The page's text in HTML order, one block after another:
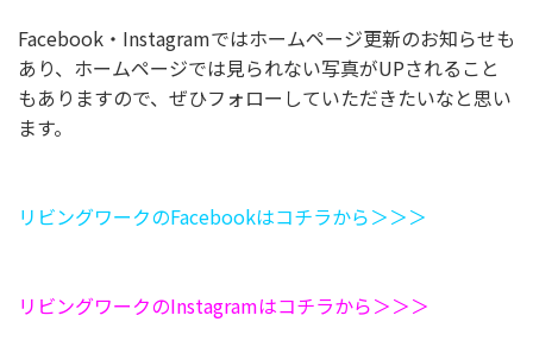
Facebook・Instagramではホームページ更新のお知らせも
あり、ホームページでは見られない写真がUPされること
もありますので、ぜひフォローしていただきたいなと思い
ます。
リビングワークのFacebookはコチラから＞＞＞
リビングワークのInstagramはコチラから＞＞＞